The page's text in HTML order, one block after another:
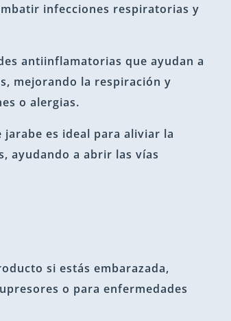
infecciones respiratorias y
antiinflamatorias que ayudan a
mejorando la respiración y
o alergias.
jarabe es ideal para aliviar la
ayudando a abrir las vías
si estás embarazada,
o para enfermedades